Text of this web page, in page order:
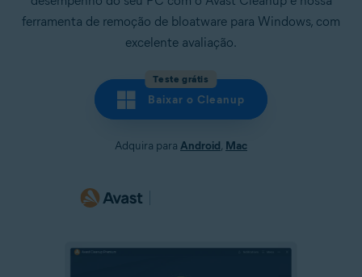
ferramenta de remoção de bloatware para Windows, com
excelente avaliação.
Teste grátis
Baixar o Cleanup
Adquira para Android, Mac